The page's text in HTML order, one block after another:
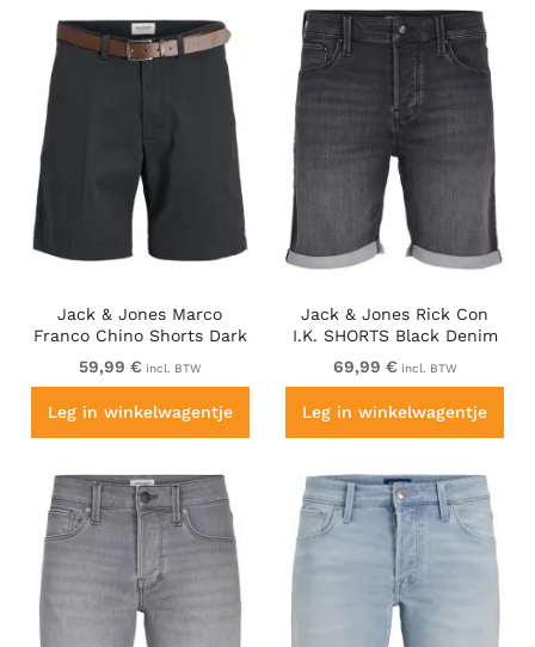
Jack & Jones Marco
Franco Chino Shorts Dark
Navy
59,99 € incl. BTW
Leg in winkelwagentje
Jack & Jones Rick Con
I.K. SHORTS Black Denim
69,99 € incl. BTW
Leg in winkelwagentje